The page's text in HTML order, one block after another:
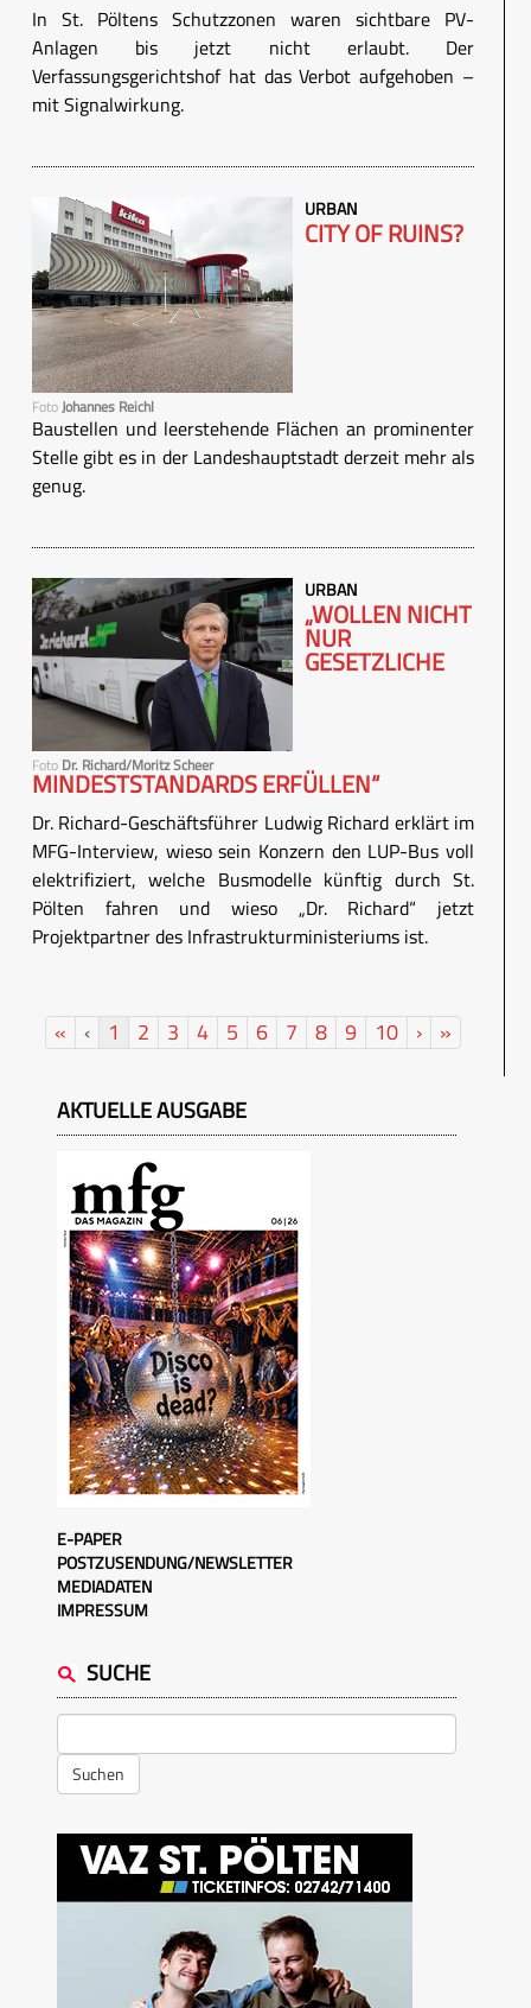
In St. Pöltens Schutzzonen waren sichtbare PV-
Anlagen bis jetzt nicht erlaubt. Der
Verfassungsgerichtshof hat das Verbot aufgehoben –
mit Signalwirkung.
FotoJohannes Reichl
URBAN
CITY OF RUINS?
Baustellen und leerstehende Flächen an prominenter
Stelle gibt es in der Landeshauptstadt derzeit mehr als
genug.
Foto Dr. Richard/Moritz Scheer
URBAN
„WOLLEN NICHT
NUR
GESETZLICHE
MINDESTSTANDARDS ERFÜLLEN“
Dr. Richard-Geschäftsführer Ludwig Richard erklärt im
MFG-Interview, wieso sein Konzern den LUP-Bus voll
elektrifiziert, welche Busmodelle künftig durch St.
Pölten fahren und wieso „Dr. Richard“ jetzt
Projektpartner des Infrastrukturministeriums ist.
« ‹ 1 2 3 4 5 6 7 8 9 10 › »
AKTUELLE AUSGABE
E-PAPER
POSTZUSENDUNG/NEWSLETTER
MEDIADATEN
IMPRESSUM
SUCHE
Suchen